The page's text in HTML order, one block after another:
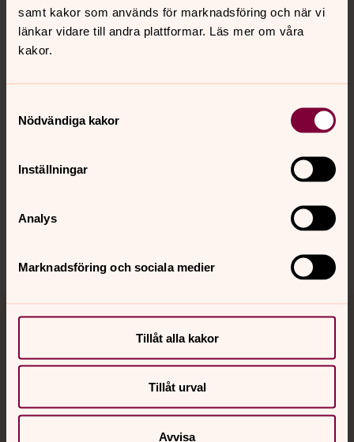
samt kakor som används för marknadsföring och när vi
länkar vidare till andra plattformar. Läs mer om våra
kakor.
Nödvändiga kakor
Inställningar
Analys
Marknadsföring och sociala medier
Tillåt alla kakor
Tillåt urval
Avvisa
Kontakt
Kalender
Jourhavande präst
Akut samtals- och krisstöd. Prata eller chatta anonymt
med en präst på kvällar och nätter.